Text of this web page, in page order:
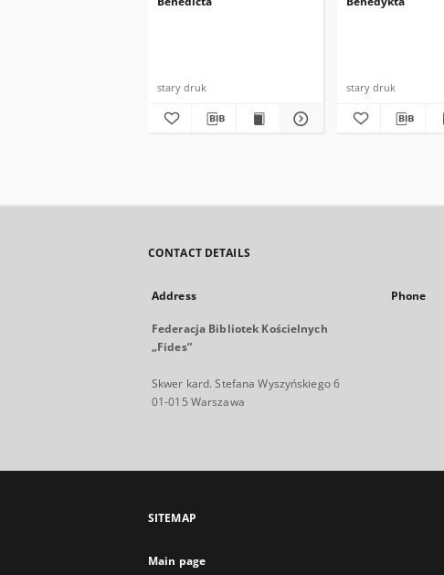
stary druk stary druk
CONTACT DETAILS
Address
Federacja Bibliotek Kościelnych
„Fides”
Skwer kard. Stefana Wyszyńskiego 6
01-015 Warszawa
Phone
SITEMAP
Main page